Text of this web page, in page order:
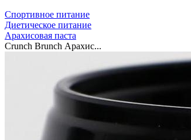
Спортивное питание
Диетическое питание
Арахисовая паста
Crunch Brunch Арахис...